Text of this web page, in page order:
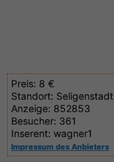
Preis: 8 €
Standort: Seligenstadt
Anzeige: 852853
Besucher: 361
Inserent: wagner1
Impressum des Anbieters